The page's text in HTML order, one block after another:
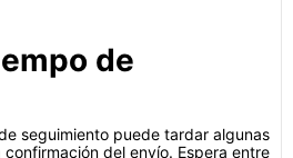
de
seguimiento puede tardar algunas
del envío. Espera entre